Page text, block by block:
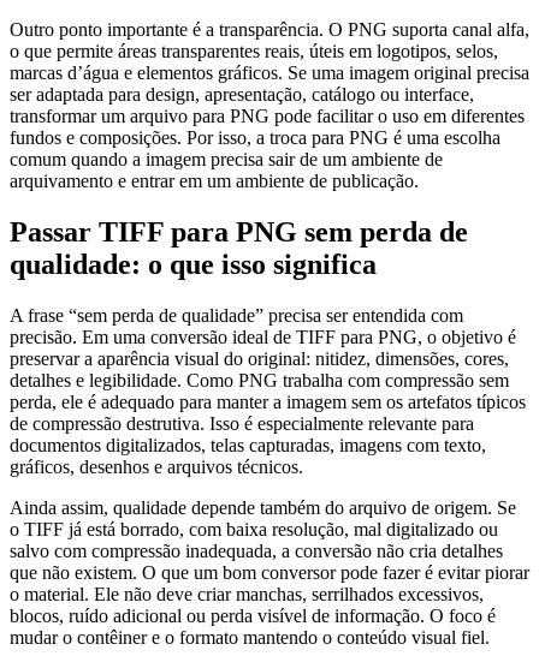
Outro ponto importante é a transparência. O PNG suporta canal alfa,
o que permite áreas transparentes reais, úteis em logotipos, selos,
marcas d’água e elementos gráficos. Se uma imagem original precisa
ser adaptada para design, apresentação, catálogo ou interface,
transformar um arquivo para PNG pode facilitar o uso em diferentes
fundos e composições. Por isso, a troca para PNG é uma escolha
comum quando a imagem precisa sair de um ambiente de
arquivamento e entrar em um ambiente de publicação.
Passar TIFF para PNG sem perda de
qualidade: o que isso significa
A frase “sem perda de qualidade” precisa ser entendida com
precisão. Em uma conversão ideal de TIFF para PNG, o objetivo é
preservar a aparência visual do original: nitidez, dimensões, cores,
detalhes e legibilidade. Como PNG trabalha com compressão sem
perda, ele é adequado para manter a imagem sem os artefatos típicos
de compressão destrutiva. Isso é especialmente relevante para
documentos digitalizados, telas capturadas, imagens com texto,
gráficos, desenhos e arquivos técnicos.
Ainda assim, qualidade depende também do arquivo de origem. Se
o TIFF já está borrado, com baixa resolução, mal digitalizado ou
salvo com compressão inadequada, a conversão não cria detalhes
que não existem. O que um bom conversor pode fazer é evitar piorar
o material. Ele não deve criar manchas, serrilhados excessivos,
blocos, ruído adicional ou perda visível de informação. O foco é
mudar o contêiner e o formato mantendo o conteúdo visual fiel.